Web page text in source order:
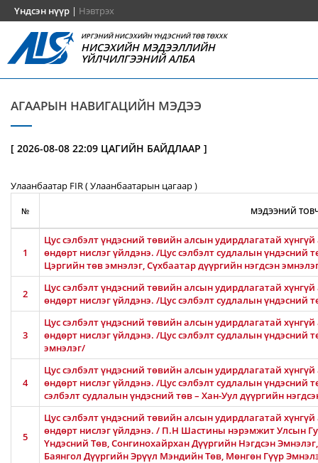
Үндсэн нүүр | Нэвтрэх
ИРГЭНИЙ НИСЭХИЙН ҮНДЭСНИЙ ТӨВ ТӨХХК
НИСЭХИЙН МЭДЭЭЛЛИЙН
ҮЙЛЧИЛГЭЭНИЙ АЛБА
АГААРЫН НАВИГАЦИЙН МЭДЭЭ
[ 2026-08-08 22:09 ЦАГИЙН БАЙДЛААР ]
Улаанбаатар FIR ( Улаанбаатарын цагаар )
№ МЭДЭЭНИЙ
1
Цус сэлбэлт үндэсний төвийн алсын удирдлагатай
өндөрт нислэг үйлдэнэ. /Цус сэлбэлт судлалын үндэсний
Цэргийн төв эмнэлэг, Сүхбаатар дүүргийн нэгдсэн
2
Цус сэлбэлт үндэсний төвийн алсын удирдлагатай
өндөрт нислэг үйлдэнэ. /Цус сэлбэлт судлалын үндэсний
3
Цус сэлбэлт үндэсний төвийн алсын удирдлагатай
өндөрт нислэг үйлдэнэ. /Цус сэлбэлт судлалын
эмнэлэг/
4
Цус сэлбэлт үндэсний төвийн алсын удирдлагатай
өндөрт нислэг үйлдэнэ. /Цус сэлбэлт судлалын үндэсний
сэлбэлт судлалын үндэсний төв – Хан-Уул дүүргийн
5
Цус сэлбэлт үндэсний төвийн алсын удирдлагатай
өндөрт нислэг үйлдэнэ. / П.Н Шастины нэрэмжит Улсын
Үндэсний Төв, Сонгинохайрхан Дүүргийн Нэгдсэн
Баянгол Дүүргийн Эрүүл Мэндийн Төв, Мөнгөн Гүүр